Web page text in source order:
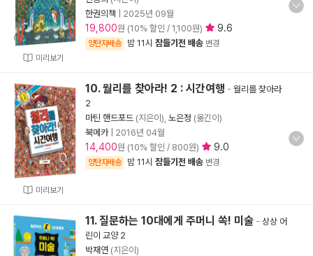
미리보기
한권의책
2025년 09월
19,800원 (10% 할인 / 1,100원) 9.6
양탄자배송 밤 11시 잠들기전 배송 변경
미리보기
10. 월리를 찾아라! 2 : 시간여행 - 월리를 찾아라
2
마틴 핸드포드 (지은이), 노은정 (옮긴이)
북메카| 2016년 04월
14,400원 (10% 할인 / 800원) 9.0
양탄자배송 밤 11시 잠들기전 배송 변경
11. 질문하는 10대에게 주머니 쏙! 미술 - 상상 어
린이 교양 2
박재연 (지은이)